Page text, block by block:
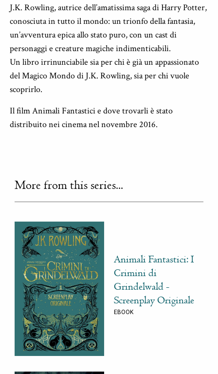
J.K. Rowling, autrice dell’amatissima saga di Harry Potter,
conosciuta in tutto il mondo: un trionfo della fantasia,
un’avventura epica allo stato puro, con un cast di
personaggi e creature magiche indimenticabili.
Un libro irrinunciabile sia per chi è già un appassionato
del Magico Mondo di J.K. Rowling, sia per chi vuole
scoprirlo.
Il film Animali Fantastici e dove trovarli è stato
distribuito nei cinema nel novembre 2016.
More from this series...
Animali Fantastici: I
Crimini di
Grindelwald -
Screenplay Originale
EBOOK